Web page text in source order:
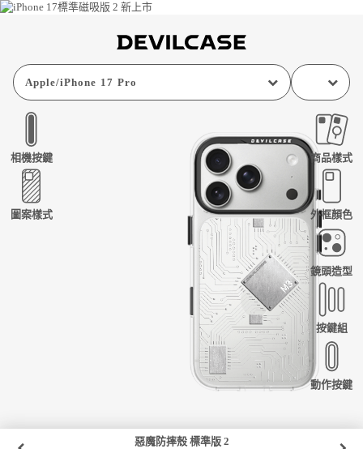
Apple/iPhone 17 Pro
相機按鍵
圖案樣式
商品樣式
外框顏色
鏡頭造型
按鍵組
動作按鍵
惡魔防摔殼 標準版 2